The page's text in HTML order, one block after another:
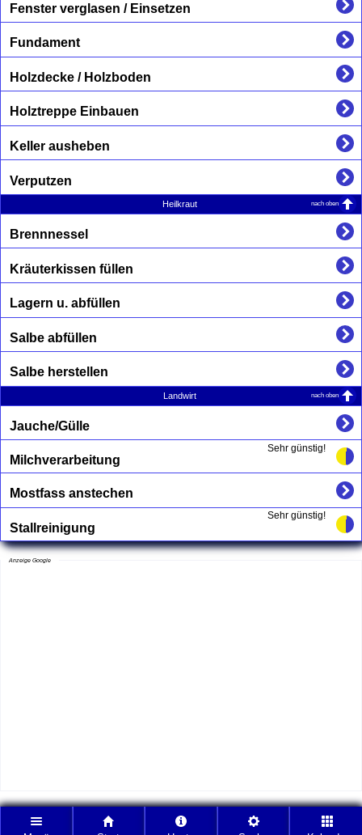
Fenster verglasen / Einsetzen
Fundament
Holzdecke / Holzboden
Holztreppe Einbauen
Keller ausheben
Verputzen
Heilkraut nach oben
Brennnessel
Kräuterkissen füllen
Lagern u. abfüllen
Salbe abfüllen
Salbe herstellen
Landwirt nach oben
Jauche/Gülle
Sehr günstig!
Milchverarbeitung
Mostfass anstechen
Sehr günstig!
Stallreinigung
Anzeige Google